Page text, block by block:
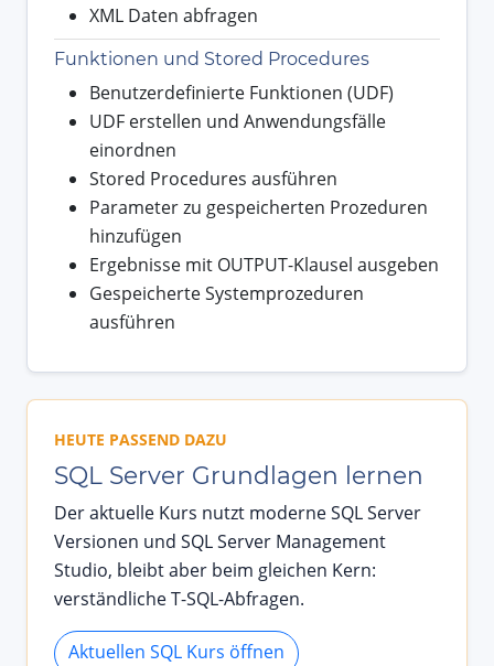
XML Daten abfragen
Funktionen und Stored Procedures
Benutzerdefinierte Funktionen (UDF)
UDF erstellen und Anwendungsfälle
einordnen
Stored Procedures ausführen
Parameter zu gespeicherten Prozeduren
hinzufügen
Ergebnisse mit OUTPUT-Klausel ausgeben
Gespeicherte Systemprozeduren
ausführen
HEUTE PASSEND DAZU
SQL Server Grundlagen lernen
Der aktuelle Kurs nutzt moderne SQL Server
Versionen und SQL Server Management
Studio, bleibt aber beim gleichen Kern:
verständliche T-SQL-Abfragen.
Aktuellen SQL Kurs öffnen